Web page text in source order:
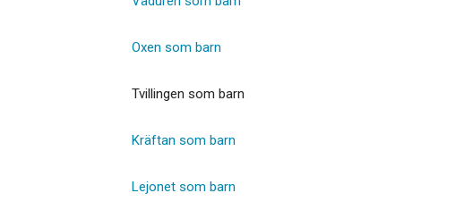
Oxen som barn
Tvillingen som barn
Kräftan som barn
Lejonet som barn